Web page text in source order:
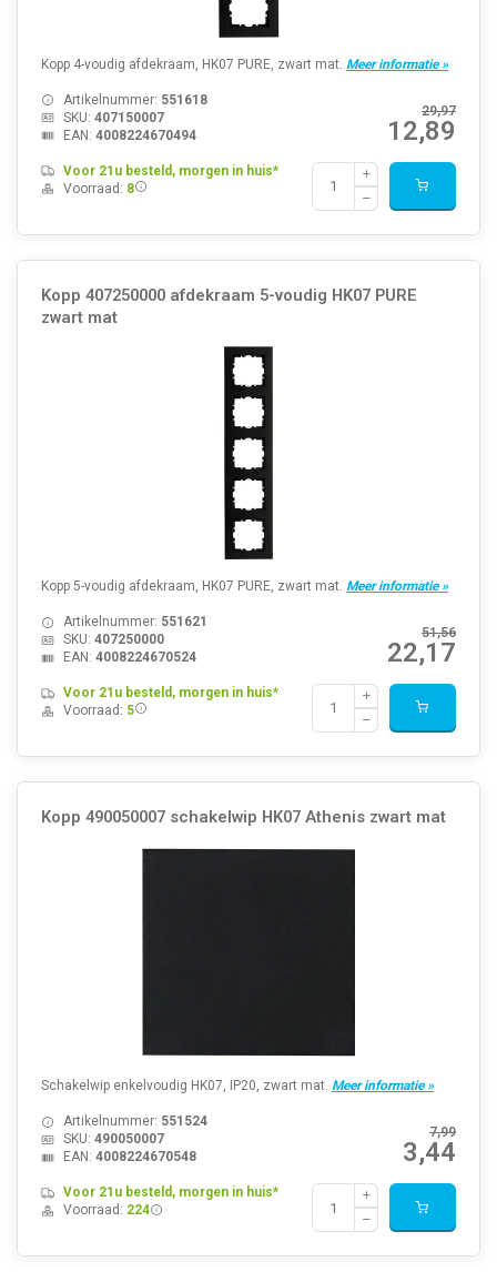
Kopp 4-voudig afdekraam, HK07 PURE, zwart mat. Meer informatie »
29,97
12,89
Artikelnummer: 551618
SKU: 407150007
EAN: 4008224670494
Voor 21u besteld, morgen in huis*
Voorraad: 8
Kopp 407250000 afdekraam 5-voudig HK07 PURE
zwart mat
Kopp 5-voudig afdekraam, HK07 PURE, zwart mat. Meer informatie »
51,56
22,17
Artikelnummer: 551621
SKU: 407250000
EAN: 4008224670524
Voor 21u besteld, morgen in huis*
Voorraad: 5
Kopp 490050007 schakelwip HK07 Athenis zwart mat
Schakelwip enkelvoudig HK07, IP20, zwart mat. Meer informatie »
7,99
3,44
Artikelnummer: 551524
SKU: 490050007
EAN: 4008224670548
Voor 21u besteld, morgen in huis*
Voorraad: 224